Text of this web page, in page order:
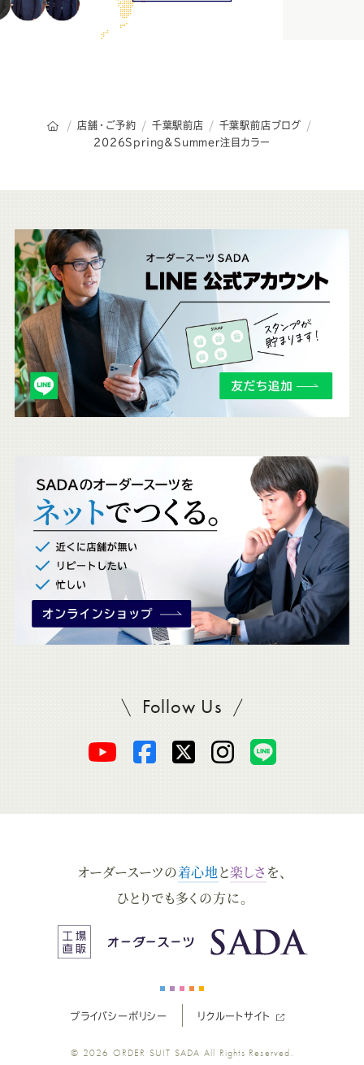
オーダースーツSADAのトップページ
店舗・ご予約 千葉駅前店
千葉駅前店ブログ
2026Spring&Summer注目カラー
こ
ち
ら
も
チ
ェ
Follow UsSADAをフォロー
オ
ー
ス
ツ
オ
ー
ス
ー
オ
ー
ス
ー
ツ
オ
ー
ス
ツ
ス
ツ
オーダースーツの着心地と楽しさ を、
ひとりでも多くの方に。
プライバシーポリシー リクルートサイト
© 2026 ORDER SUIT SADA All Rights Reserved.